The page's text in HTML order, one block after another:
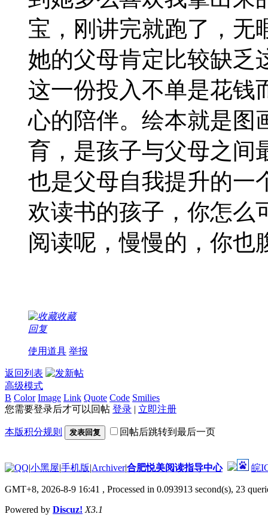
宝，刚讲完就跑了，无
她的父母肯定比较缺乏
这一份投入不单是花钱
心的陪伴。绘本就是图
育，是孩子与父母之间
也是父母自我提升的一
欢读书的孩子，你怎么
阅读呢，慢慢的，你也
收藏
回复
使用道具 举报
返回列表
高级模式
B Color Image Link Quote Code Smilies
您需要登录后才可以回帖 登录 | 立即注册
本版积分规则 发表回复 回帖后跳转到最后一页
|小黑屋|手机版|Archiver|合肥悦美阅读指导中心 皖
GMT+8, 2026-8-9 16:41 , Processed in 0.093913 second(s), 23
Powered by Discuz! X3.1